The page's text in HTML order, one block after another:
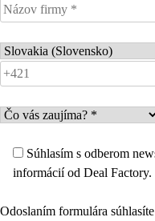
Súhlasím s odberom
informácií od Deal Factory.
Odoslaním formulára